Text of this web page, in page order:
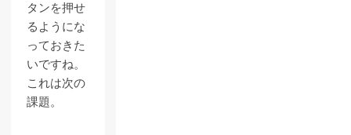
タンを押せ
るようにな
っておきた
いですね。
これは次の
課題。